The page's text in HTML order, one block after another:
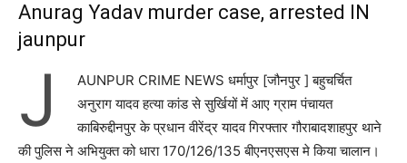
Anurag Yadav murder case, arrested IN
jaunpur
J
AUNPUR CRIME NEWS धर्मापुर [जौनपुर ] बहुचर्चित
अनुराग यादव हत्या कांड से सुर्खियों में आए ग्राम पंचायत
काबिरुद्दीनपुर के प्रधान वीरेंद्र यादव गिरफ्तार गौराबादशाहपुर थाने
की पुलिस ने अभियुक्त को धारा 170/126/135 बीएनएसएस मे किया चालान।